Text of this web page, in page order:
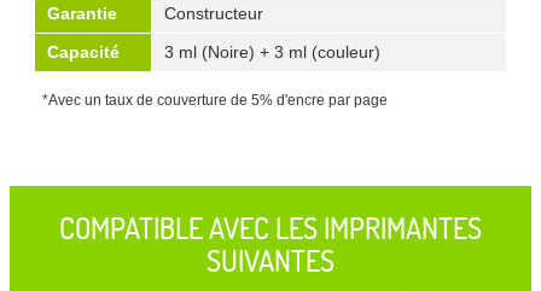
Garantie
Constructeur
Capacité
3 ml (Noire) + 3 ml (couleur)
*Avec un taux de couverture de 5% d'encre par page
COMPATIBLE AVEC LES IMPRIMANTES
SUIVANTES